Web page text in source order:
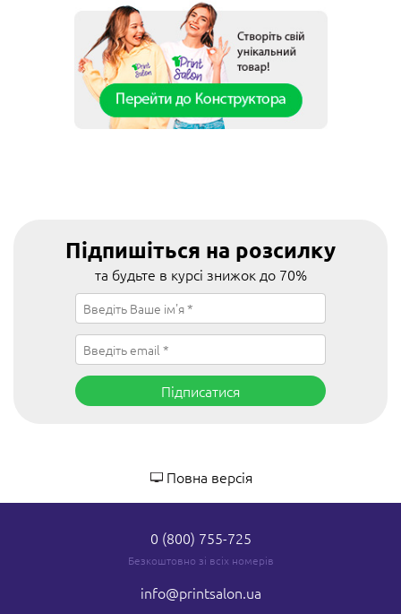
Підпишіться на розсилку
та будьте в курсі знижок до 70%
Підписатися
Повна версія
0 (800) 755-725
Безкоштовно зі всіх номерів
info@printsalon.ua